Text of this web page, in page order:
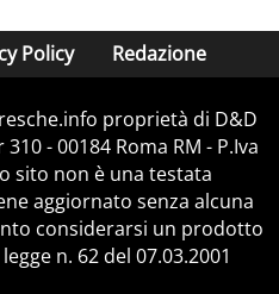
Policy Redazione
proprietà di D&D
- 00184 Roma RM - P.Iva
sito non è una testata
aggiornato senza alcuna
considerarsi un prodotto
n. 62 del 07.03.2001